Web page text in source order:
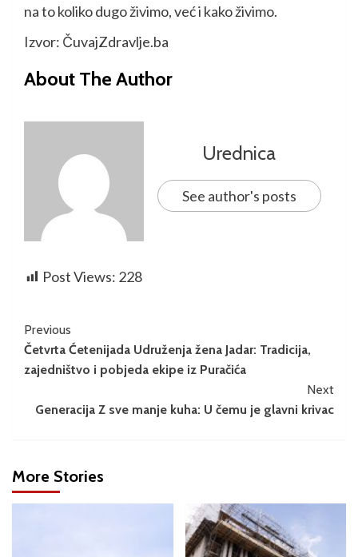
na to koliko dugo živimo, već i kako živimo.
Izvor: ČuvajZdravlje.ba
About The Author
Urednica
See author's posts
Post Views: 228
Previous
Četvrta Ćetenijada Udruženja žena Jadar: Tradicija,
zajedništvo i pobjeda ekipe iz Puračića
Next
Generacija Z sve manje kuha: U čemu je glavni krivac
More Stories